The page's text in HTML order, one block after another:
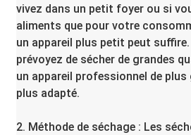
vivez dans un petit foyer ou si
aliments que pour votre
un appareil plus petit peut
prévoyez de sécher de grandes
un appareil professionnel de
plus adapté.
2. Méthode de séchage : Les